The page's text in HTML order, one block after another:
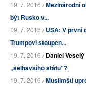
19. 7. 2016 /Mezinárodní
být Rusko v...
19. 7. 2016 /USA: V první
Trumpovi stoupen...
19. 7. 2016 /Daniel Veselý
„selhavšího státu“?
19. 7. 2016 /Muslimští